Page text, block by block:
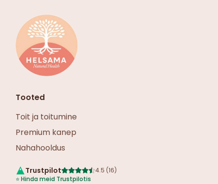
Tooted
Toit ja toitumine
Premium kanep
Nahahooldus
Trustpilot 4.5 (16)
⭐Hinda meid Trustpilotis